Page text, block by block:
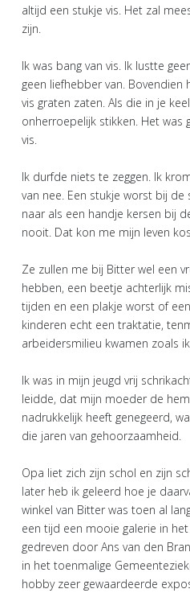
altijd een stukje vis. Het zal
zijn.
Ik was bang van vis. Ik lustte
geen liefhebber van. Bovendien
vis graten zaten. Als die in je
onherroepelijk stikken. Het was
vis.
Ik durfde niets te zeggen. Ik
van nee. Een stukje worst bij de
naar als een handje kersen bij
nooit. Dat kon me mijn leven
Ze zullen me bij Bitter wel een
hebben, een beetje achterlijk
tijden en een plakje worst of
kinderen echt een traktatie,
arbeidersmilieu kwamen zoals ik.
Ik was in mijn jeugd vrij
leidde, dat mijn moeder de
nadrukkelijk heeft genegeerd,
die jaren van gehoorzaamheid.
Opa liet zich zijn schol en zijn
later heb ik geleerd hoe je
winkel van Bitter was toen al
een tijd een mooie galerie in
gedreven door Ans van den
in het toenmalige
hobby zeer gewaardeerde